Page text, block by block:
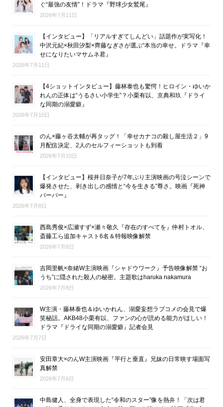
ぐ“最強の友情”！ドラマ『野球少女鷲尾』
2026年7月11日
【インタビュー】「リアルすぎてしんどい」話題作が実写化！
中沢元紀×秋田汐梨×齊藤なぎさが選ぶ“本当の幸せ。ドラマ『幸
せになりたいマサムネ君』
2026年7月11日
【4ショットインタビュー】藤林泰也も驚愕！ヒロイン・ゆいか
れんの正体は“うるさい小学生”？小栗有以、京典和玖『ドライ
な同期の溺愛癖』
2026年7月10日
のん×藤ヶ谷太輔が再タッグ！「幸せカナコの殺し屋生活２」9
月配信決定、2人のセルフィーショットも到着
2026年7月10日
【インタビュー】桜井日奈子が7年ぶり主演映画の号泣シーンで
爆発させた、剥き出しの感情と“今を生きる”尊さ。映画『死神
バーバー』
2026年7月8日
西島秀俊×広瀬すず×瀬々敬久『存在のすべてを』仲村トオル、
斎藤工ら追加キャスト6名＆特報映像解禁
2026年7月8日
吉岡里帆×奈緒W主演映画『シャドウワーク』予告映像解禁 “お
うち”に隠された殺人の秘密。主題歌はharuka nakamura
2026年7月8日
W主演・藤林泰也＆ゆいかれん、溺愛妄想ラブコメの会見で爆
笑秘話。AKB48小栗有以、ファンの心が読める能力がほしい！
ドラマ『ドライな同期の溺愛癖』記者会見
2026年7月7日
安田章大×のんW主演映画『平行と垂直』兄妹の日常映す場面写
真解禁
2026年7月6日
中島健人、全身で表現した“令和のスター”像を熱弁！「次は君